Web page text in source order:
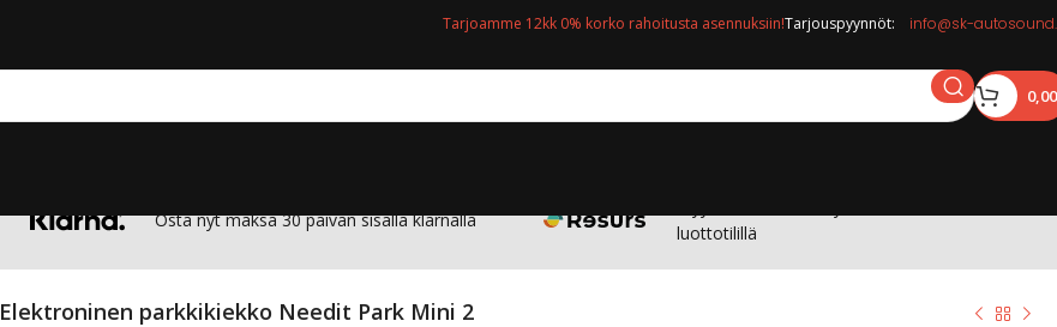
Tarjoamme 12kk 0% korko rahoitusta asennuksiin!Tarjouspyynnöt: info@sk-
Osta nyt maksa 30 päivän sisällä klarnalla
luottotilillä
Elektroninen parkkikiekko Needit Park Mini 2